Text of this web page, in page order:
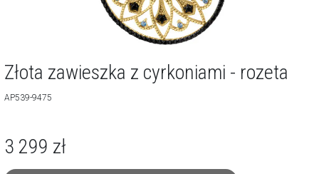
Złota zawieszka z cyrkoniami - rozeta
AP539-9475
3 299 zł